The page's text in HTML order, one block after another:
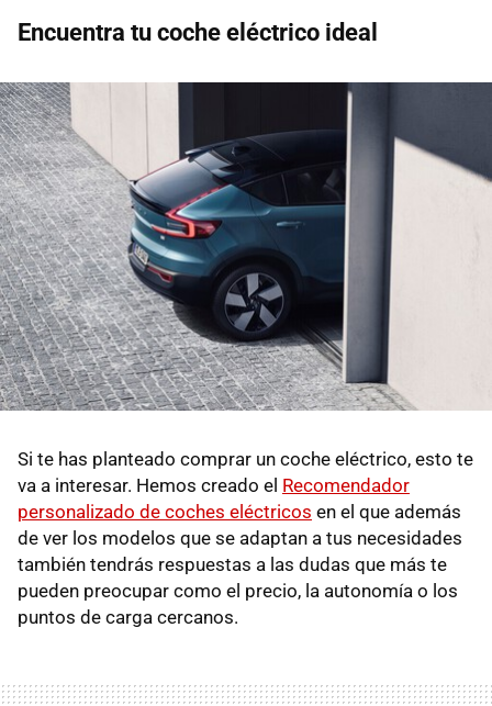
Encuentra tu coche eléctrico ideal
Si te has planteado comprar un coche eléctrico, esto te
va a interesar. Hemos creado el Recomendador
personalizado de coches eléctricos en el que además
de ver los modelos que se adaptan a tus necesidades
también tendrás respuestas a las dudas que más te
pueden preocupar como el precio, la autonomía o los
puntos de carga cercanos.